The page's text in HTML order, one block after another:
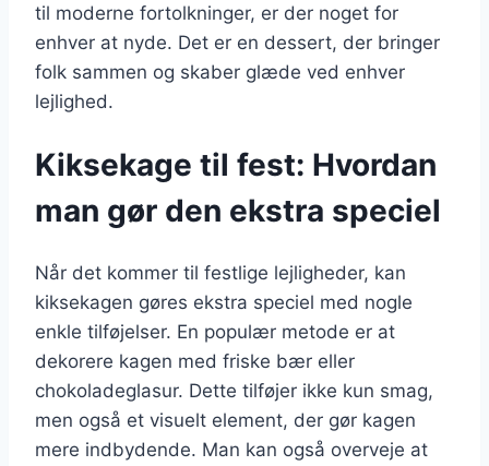
til moderne fortolkninger, er der noget for
enhver at nyde. Det er en dessert, der bringer
folk sammen og skaber glæde ved enhver
lejlighed.
Kiksekage til fest: Hvordan
man gør den ekstra speciel
Når det kommer til festlige lejligheder, kan
kiksekagen gøres ekstra speciel med nogle
enkle tilføjelser. En populær metode er at
dekorere kagen med friske bær eller
chokoladeglasur. Dette tilføjer ikke kun smag,
men også et visuelt element, der gør kagen
mere indbydende. Man kan også overveje at